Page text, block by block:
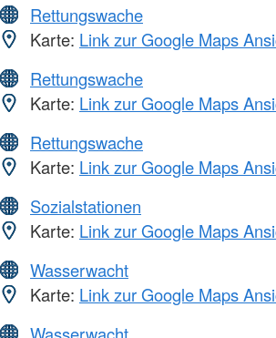
Rettungswache
Karte: Link zur Google Maps
Rettungswache
Karte: Link zur Google Maps
Rettungswache
Karte: Link zur Google Maps
Sozialstationen
Karte: Link zur Google Maps
Wasserwacht
Karte: Link zur Google Maps